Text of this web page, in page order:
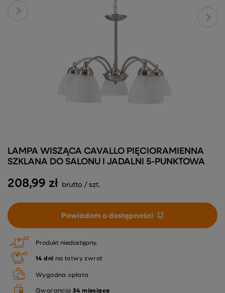
208,99 zł brutto / szt.
Powiadom o dostępności
LAMPA WISZĄCA CAVALLO PIĘCIORAMIENNA
SZKLANA DO SALONU I JADALNI 5-PUNKTOWA
Produkt niedostępny
14 dni na łatwy zwrot
Wygodna opłata
Gwarancja 24 miesiące